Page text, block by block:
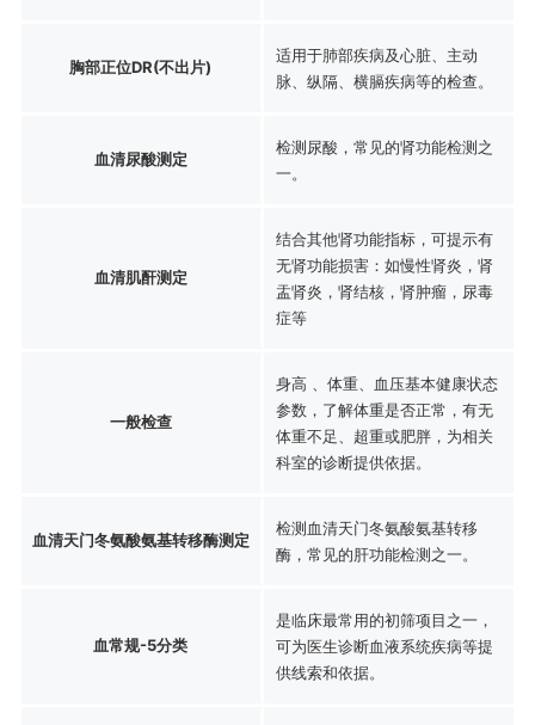
胸部正位DR(不出片)
适用于肺部疾病及心脏、主动
脉、纵隔、横膈疾病等的检查。
血清尿酸测定
检测尿酸，常见的肾功能检测之
一。
血清肌酐测定
结合其他肾功能指标，可提示有
无肾功能损害：如慢性肾炎，肾
盂肾炎，肾结核，肾肿瘤，尿毒
症等
一般检查
身高 、体重、血压基本健康状态
参数，了解体重是否正常，有无
体重不足、超重或肥胖，为相关
科室的诊断提供依据。
血清天门冬氨酸氨基转移酶测定
检测血清天门冬氨酸氨基转移
酶，常见的肝功能检测之一。
血常规-5分类
是临床最常用的初筛项目之一，
可为医生诊断血液系统疾病等提
供线索和依据。